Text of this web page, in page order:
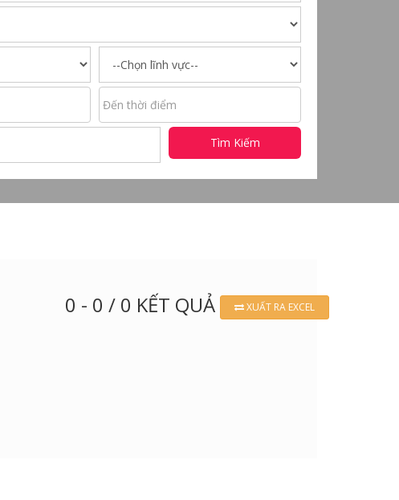
Tìm Kiếm
0 - 0 / 0 KẾT QUẢ XUẤT RA EXCEL